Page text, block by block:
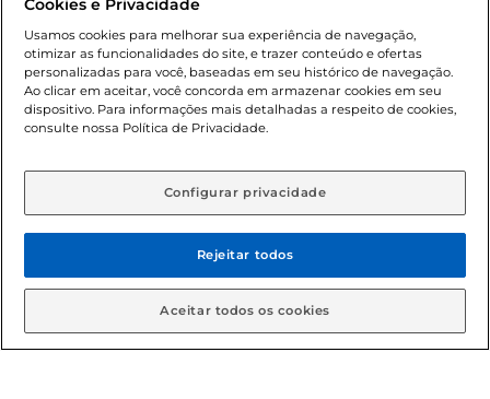
cliente. Os preços, ofertas e condições são exclusivos para
o e-commerce e válidos durante o dia de hoje, podendo
sofrer alterações sem prévia notificação. Proibida a venda
de bebidas alcoólicas para menores de 18 anos, conforme
Lei n.º 8069/90, art. 81, inciso II (Estatuto da Criança e do
Adolescente). Preços e condições exclusivos para o
aviso prévio. O valor mínimo para as compras on-line é de
© 2026 Copyright. Todos os direitos
reservados Gbarbosa.
Cookies e Privacidade
Usamos cookies para melhorar sua experiência de navegação,
otimizar as funcionalidades do site, e trazer conteúdo e ofertas
personalizadas para você, baseadas em seu histórico de navegação.
Ao clicar em aceitar, você concorda em armazenar cookies em seu
dispositivo. Para informações mais detalhadas a respeito de cookies,
consulte nossa Política de Privacidade.
Configurar privacidade
Rejeitar todos
Aceitar todos os cookies